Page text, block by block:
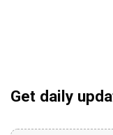
Get daily